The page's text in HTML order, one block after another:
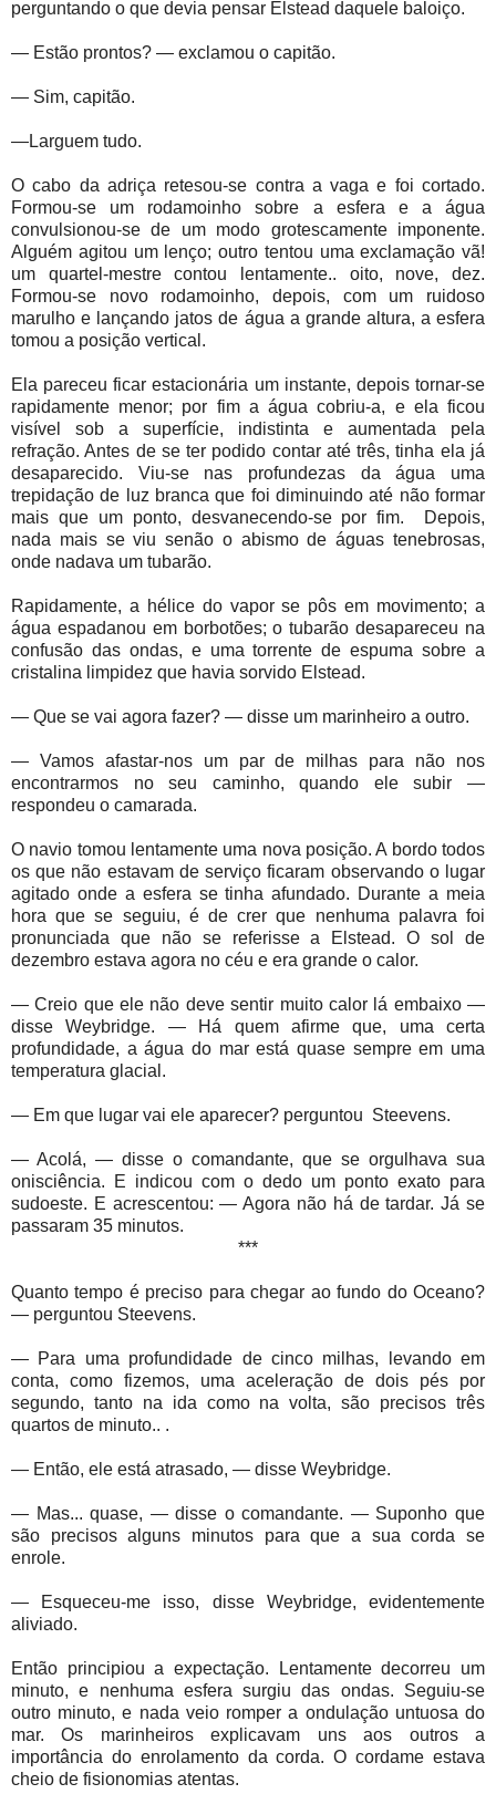
perguntando o que devia pensar Elstead daquele baloiço.
— Estão prontos? — exclamou o capitão.
— Sim, capitão.
—Larguem tudo.
O cabo da adriça retesou-se contra a vaga e foi cortado.
Formou-se um rodamoinho sobre a esfera e a água
convulsionou-se de um modo grotescamente imponente.
Alguém agitou um lenço; outro tentou uma exclamação vã!
um quartel-mestre contou lentamente.. oito, nove, dez.
Formou-se novo rodamoinho, depois, com um ruidoso
marulho e lançando jatos de água a grande altura, a esfera
tomou a posição vertical.
Ela pareceu ficar estacionária um instante, depois tornar-se
rapidamente menor; por fim a água cobriu-a, e ela ficou
visível sob a superfície, indistinta e aumentada pela
refração. Antes de se ter podido contar até três, tinha ela já
desaparecido. Viu-se nas profundezas da água uma
trepidação de luz branca que foi diminuindo até não formar
mais que um ponto, desvanecendo-se por fim.
Depois,
nada mais se viu senão o abismo de águas tenebrosas,
onde nadava um tubarão.
Rapidamente, a hélice do vapor se pôs em movimento; a
água espadanou em borbotões; o tubarão desapareceu na
confusão das ondas, e uma torrente de espuma sobre a
cristalina limpidez que havia sorvido Elstead.
— Que se vai agora fazer? — disse um marinheiro a outro.
— Vamos afastar-nos um par de milhas para não nos
encontrarmos no seu caminho, quando ele subir —
respondeu o camarada.
O navio tomou lentamente uma nova posição. A bordo todos
os que não estavam de serviço ficaram observando o lugar
agitado onde a esfera se tinha afundado. Durante a meia
hora que se seguiu, é de crer que nenhuma palavra foi
pronunciada que não se referisse a Elstead. O sol de
dezembro estava agora no céu e era grande o calor.
— Creio que ele não deve sentir muito calor lá embaixo —
disse Weybridge. — Há quem afirme que, uma certa
profundidade, a água do mar está quase sempre em uma
temperatura glacial.
— Em que lugar vai ele aparecer? perguntou Steevens.
— Acolá, — disse o comandante, que se orgulhava sua
onisciência. E indicou com o dedo um ponto exato para
sudoeste. E acrescentou: — Agora não há de tardar. Já se
passaram 35 minutos.
***
Quanto tempo é preciso para chegar ao fundo do Oceano?
— perguntou Steevens.
— Para uma profundidade de cinco milhas, levando em
conta, como fizemos, uma aceleração de dois pés por
segundo, tanto na ida como na volta, são precisos três
quartos de minuto.. .
— Então, ele está atrasado, — disse Weybridge.
— Mas... quase, — disse o comandante. — Suponho que
são precisos alguns minutos para que a sua corda se
enrole.
— Esqueceu-me isso, disse Weybridge, evidentemente
aliviado.
Então principiou a expectação. Lentamente decorreu um
minuto, e nenhuma esfera surgiu das ondas. Seguiu-se
outro minuto, e nada veio romper a ondulação untuosa do
mar. Os marinheiros explicavam uns aos outros a
importância do enrolamento da corda. O cordame estava
cheio de fisionomias atentas.